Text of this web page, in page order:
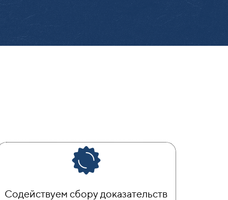
Содействуем сбору доказательств